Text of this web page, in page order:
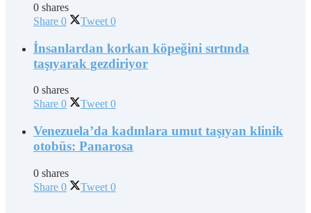
0 shares
Share 0 Tweet 0
İnsanlardan korkan köpeğini sırtında
taşıyarak gezdiriyor
0 shares
Share 0 Tweet 0
Venezuela’da kadınlara umut taşıyan klinik
otobüs: Panarosa
0 shares
Share 0 Tweet 0